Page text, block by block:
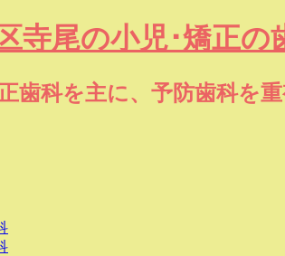
寺尾の小児･矯正
歯科を主に、予防歯科を